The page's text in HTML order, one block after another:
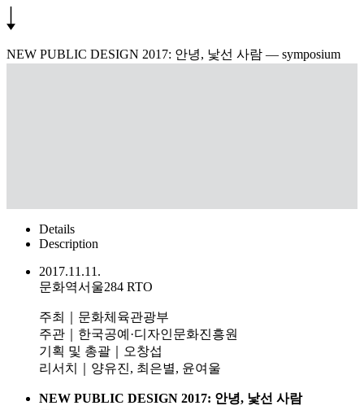
NEW PUBLIC DESIGN 2017: 안녕, 낯선 사람 ― symposium
Details
Description
2017.11.11.
문화역서울284 RTO
주최｜문화체육관광부
주관｜한국공예·디자인문화진흥원
기획 및 총괄｜오창섭
리서치｜양유진, 최은별, 윤여울
NEW PUBLIC DESIGN 2017: 안녕, 낯선 사람